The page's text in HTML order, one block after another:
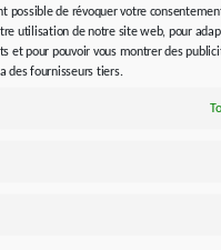
possible de révoquer votre
utilisation de notre site web, pour
et pour pouvoir vous montrer des
des fournisseurs tiers.
pour le fonctionnement
d’intervention de
utiliser une carte SD
planification de sécurité